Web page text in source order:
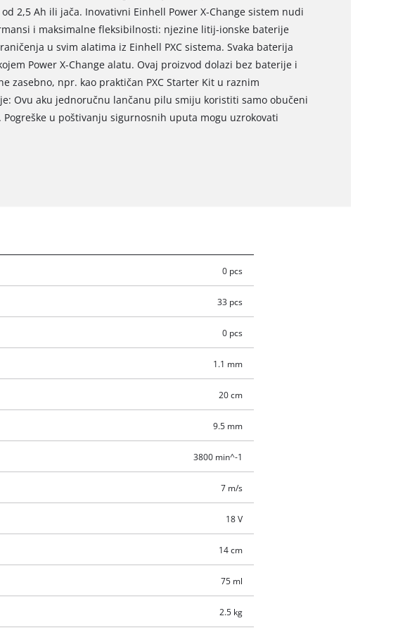
the
2,5 Ah ili jača. Inovativni Einhell Power X-Change sistem nudi
i maksimalne fleksibilnosti: njezine litij-ionske baterije
u svim alatima iz Einhell PXC sistema. Svaka baterija
Power X-Change alatu. Ovaj proizvod dolazi bez baterije i
zasebno, npr. kao praktičan PXC Starter Kit u raznim
Ovu aku jednoručnu lančanu pilu smiju koristiti samo obučeni
u poštivanju sigurnosnih uputa mogu uzrokovati
0 pcs
33 pcs
0 pcs
1.1 mm
20 cm
9.5 mm
3800 min^-1
7 m/s
18 V
14 cm
75 ml
2.5 kg